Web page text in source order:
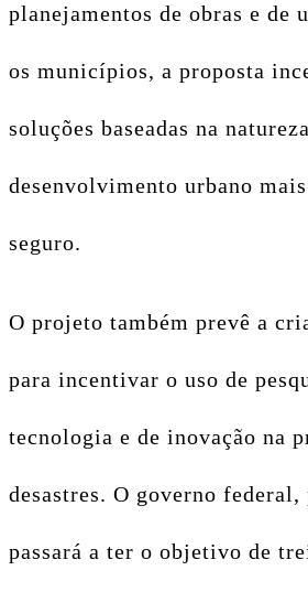
planejamentos de obras e de
os municípios, a proposta
soluções baseadas na
desenvolvimento urbano
seguro.
O projeto também prevê a
para incentivar o uso de
tecnologia e de inovação na
desastres. O governo federal,
passará a ter o objetivo de